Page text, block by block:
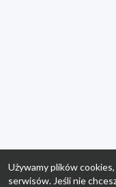
Używamy plików
serwisów. Jeśli nie